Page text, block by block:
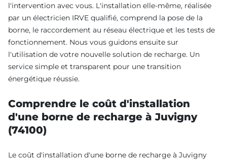
l'intervention avec vous. L'installation elle-même, réalisée
par un électricien IRVE qualifié, comprend la pose de la
borne, le raccordement au réseau électrique et les tests de
fonctionnement. Nous vous guidons ensuite sur
l'utilisation de votre nouvelle solution de recharge. Un
service simple et transparent pour une transition
énergétique réussie.
Comprendre le coût d'installation
d'une borne de recharge à Juvigny
(74100)
Le coût d'installation d'une borne de recharge à Juvigny